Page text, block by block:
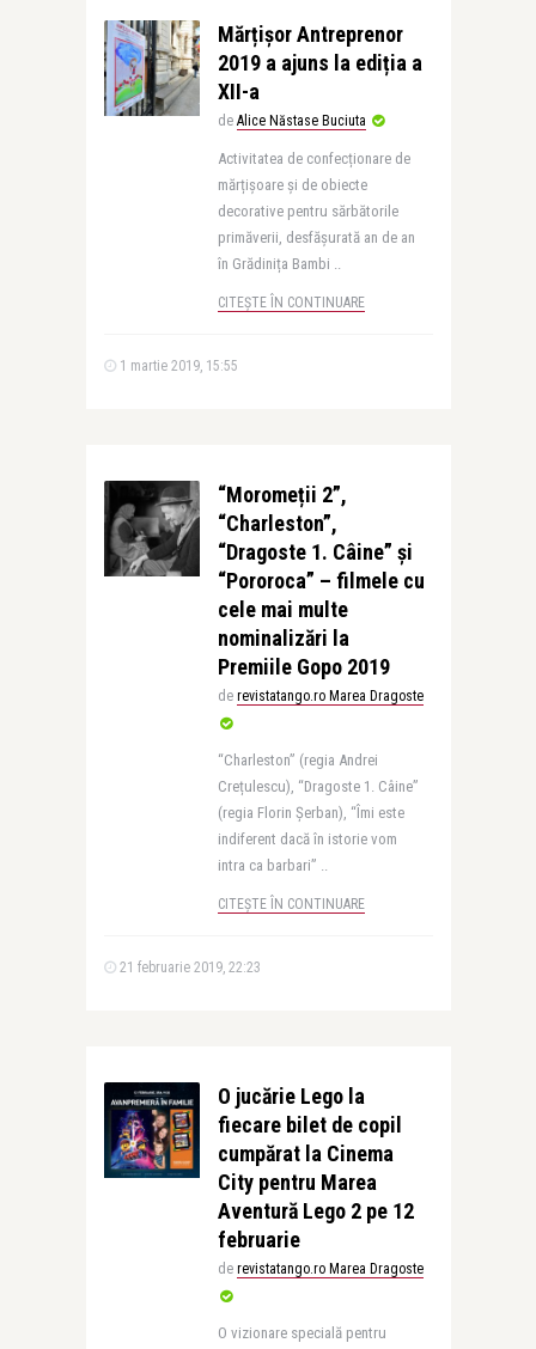
Mărțișor Antreprenor
2019 a ajuns la ediția a
XII-a
de Alice Năstase Buciuta
Activitatea de confecționare de
mărțișoare și de obiecte
decorative pentru sărbătorile
primăverii, desfășurată an de an
în Grădinița Bambi ..
CITEȘTE ÎN CONTINUARE
1 martie 2019, 15:55
“Moromeții 2”,
“Charleston”,
“Dragoste 1. Câine” și
“Pororoca” – filmele cu
cele mai multe
nominalizări la
Premiile Gopo 2019
de revistatango.ro Marea Dragoste
“Charleston” (regia Andrei
Crețulescu), “Dragoste 1. Câine”
(regia Florin Șerban), “Îmi este
indiferent dacă în istorie vom
intra ca barbari” ..
CITEȘTE ÎN CONTINUARE
21 februarie 2019, 22:23
O jucărie Lego la
fiecare bilet de copil
cumpărat la Cinema
City pentru Marea
Aventură Lego 2 pe 12
februarie
de revistatango.ro Marea Dragoste
O vizionare specială pentru